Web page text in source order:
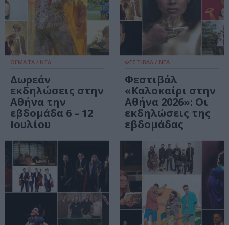
ΘΕΜΑΤΑ / ΝΕΑ
Δωρεάν
εκδηλώσεις στην
Αθήνα την
εβδομάδα 6 – 12
Ιουλίου
ΦΕΣΤΙΒΑΛ / ΝΕΑ
Φεστιβάλ
«Καλοκαίρι στην
Αθήνα 2026»: Οι
εκδηλώσεις της
εβδομάδας